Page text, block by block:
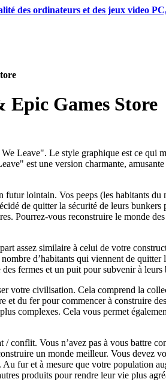
des ordinateurs et des jeux video
Epic Games Store
Leave". Le style graphique est ce qui
est une version charmante,
lointain. Vos peeps (les habitants
de quitter la sécurité de leurs
Pourrez-vous reconstruire le monde
assez similaire à celui de votre
d’habitants qui viennent de
fermes et un puit pour subvenir à leurs
votre civilisation. Cela comprend la
du fer pour commencer à construire
complexes. Cela vous permet
conflit. Vous n’avez pas à vous battre
un monde meilleur. Vous devez
fur et à mesure que votre population
produits pour rendre leur vie plus